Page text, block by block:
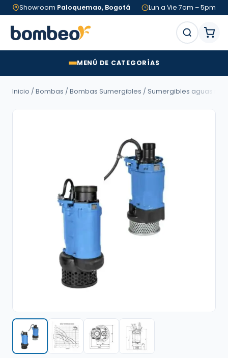
Showroom Paloquemao, Bogotá Lun a Vie 7am – 5pm
MENÚ DE CATEGORÍAS
Inicio / Bombas / Bombas Sumergibles / Sumergibles aguas